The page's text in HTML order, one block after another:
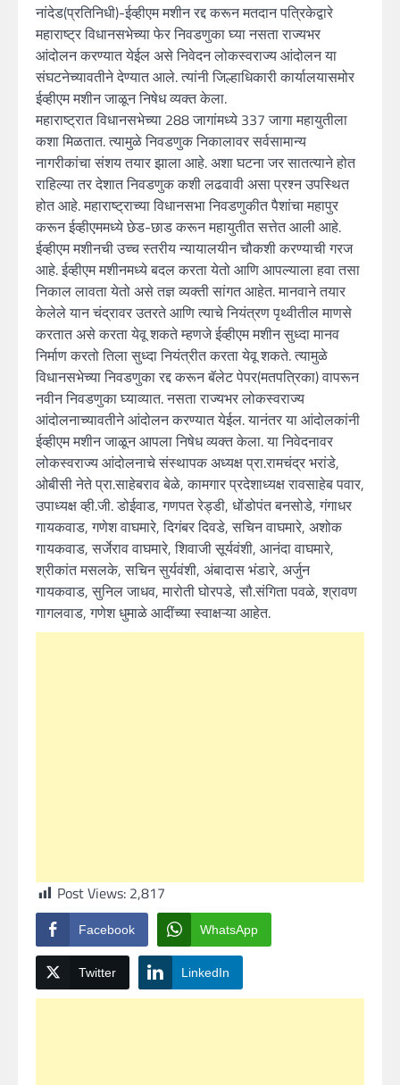
नांदेड(प्रतिनिधी)-ईव्हीएम मशीन रद्द करून मतदान पत्रिकेद्वारे
महाराष्ट्र विधानसभेच्या फेर निवडणुका घ्या नसता राज्यभर
आंदोलन करण्यात येईल असे निवेदन लोकस्वराज्य आंदोलन या
संघटनेच्यावतीने देण्यात आले. त्यांनी जिल्हाधिकारी कार्यालयासमोर
ईव्हीएम मशीन जाळून निषेध व्यक्त केला.
महाराष्ट्रात विधानसभेच्या 288 जागांमध्ये 337 जागा महायुतीला
कशा मिळतात. त्यामुळे निवडणुक निकालावर सर्वसामान्य
नागरीकांचा संशय तयार झाला आहे. अशा घटना जर सातत्याने होत
राहिल्या तर देशात निवडणुक कशी लढवावी असा प्रश्न उपस्थित
होत आहे. महाराष्ट्राच्या विधानसभा निवडणुकीत पैशांचा महापुर
करून ईव्हीएममध्ये छेड-छाड करून महायुतीत सत्तेत आली आहे.
ईव्हीएम मशीनची उच्च स्तरीय न्यायालयीन चौकशी करण्याची गरज
आहे. ईव्हीएम मशीनमध्ये बदल करता येतो आणि आपल्याला हवा तसा
निकाल लावता येतो असे तज्ञ व्यक्ती सांगत आहेत. मानवाने तयार
केलेले यान चंद्रावर उतरते आणि त्याचे नियंत्रण पृथ्वीतील माणसे
करतात असे करता येवू शकते म्हणजे ईव्हीएम मशीन सुध्दा मानव
निर्माण करतो तिला सुध्दा नियंत्रीत करता येवू शकते. त्यामुळे
विधानसभेच्या निवडणुका रद्द करून बॅलेट पेपर(मतपत्रिका) वापरून
नवीन निवडणुका घ्याव्यात. नसता राज्यभर लोकस्वराज्य
आंदोलनाच्यावतीने आंदोलन करण्यात येईल. यानंतर या आंदोलकांनी
ईव्हीएम मशीन जाळून आपला निषेध व्यक्त केला. या निवेदनावर
लोकस्वराज्य आंदोलनाचे संस्थापक अध्यक्ष प्रा.रामचंद्र भरांडे,
ओबीसी नेते प्रा.साहेबराव बेळे, कामगार प्रदेशाध्यक्ष रावसाहेब पवार,
उपाध्यक्ष व्ही.जी. डोईवाड, गणपत रेड्डी, धोंडोपंत बनसोडे, गंगाधर
गायकवाड, गणेश वाघमारे, दिगंबर दिवडे, सचिन वाघमारे, अशोक
गायकवाड, सर्जेराव वाघमारे, शिवाजी सूर्यवंशी, आनंदा वाघमारे,
श्रीकांत मसलके, सचिन सुर्यवंशी, अंबादास भंडारे, अर्जुन
गायकवाड, सुनिल जाधव, मारोती घोरपडे, सौ.संगिता पवळे, श्रावण
गागलवाड, गणेश धुमाळे आदींच्या स्वाक्षऱ्या आहेत.
Post Views: 2,817
Facebook WhatsApp
Twitter LinkedIn